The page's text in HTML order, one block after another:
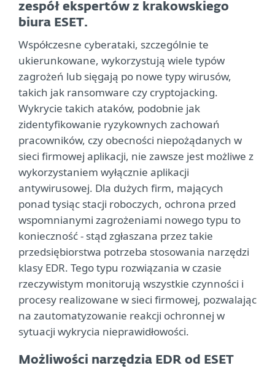
zespół ekspertów z krakowskiego
biura ESET.
Współczesne cyberataki, szczególnie te
ukierunkowane, wykorzystują wiele typów
zagrożeń lub sięgają po nowe typy wirusów,
takich jak ransomware czy cryptojacking.
Wykrycie takich ataków, podobnie jak
zidentyfikowanie ryzykownych zachowań
pracowników, czy obecności niepożądanych w
sieci firmowej aplikacji, nie zawsze jest możliwe z
wykorzystaniem wyłącznie aplikacji
antywirusowej. Dla dużych firm, mających
ponad tysiąc stacji roboczych, ochrona przed
wspomnianymi zagrożeniami nowego typu to
konieczność - stąd zgłaszana przez takie
przedsiębiorstwa potrzeba stosowania narzędzi
klasy EDR. Tego typu rozwiązania w czasie
rzeczywistym monitorują wszystkie czynności i
procesy realizowane w sieci firmowej, pozwalając
na zautomatyzowanie reakcji ochronnej w
sytuacji wykrycia nieprawidłowości.
Możliwości narzędzia EDR od ESET